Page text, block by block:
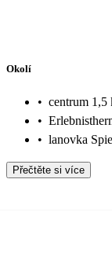
Okolí
• centrum 1,5
•
• lanovka
Přečtěte si více